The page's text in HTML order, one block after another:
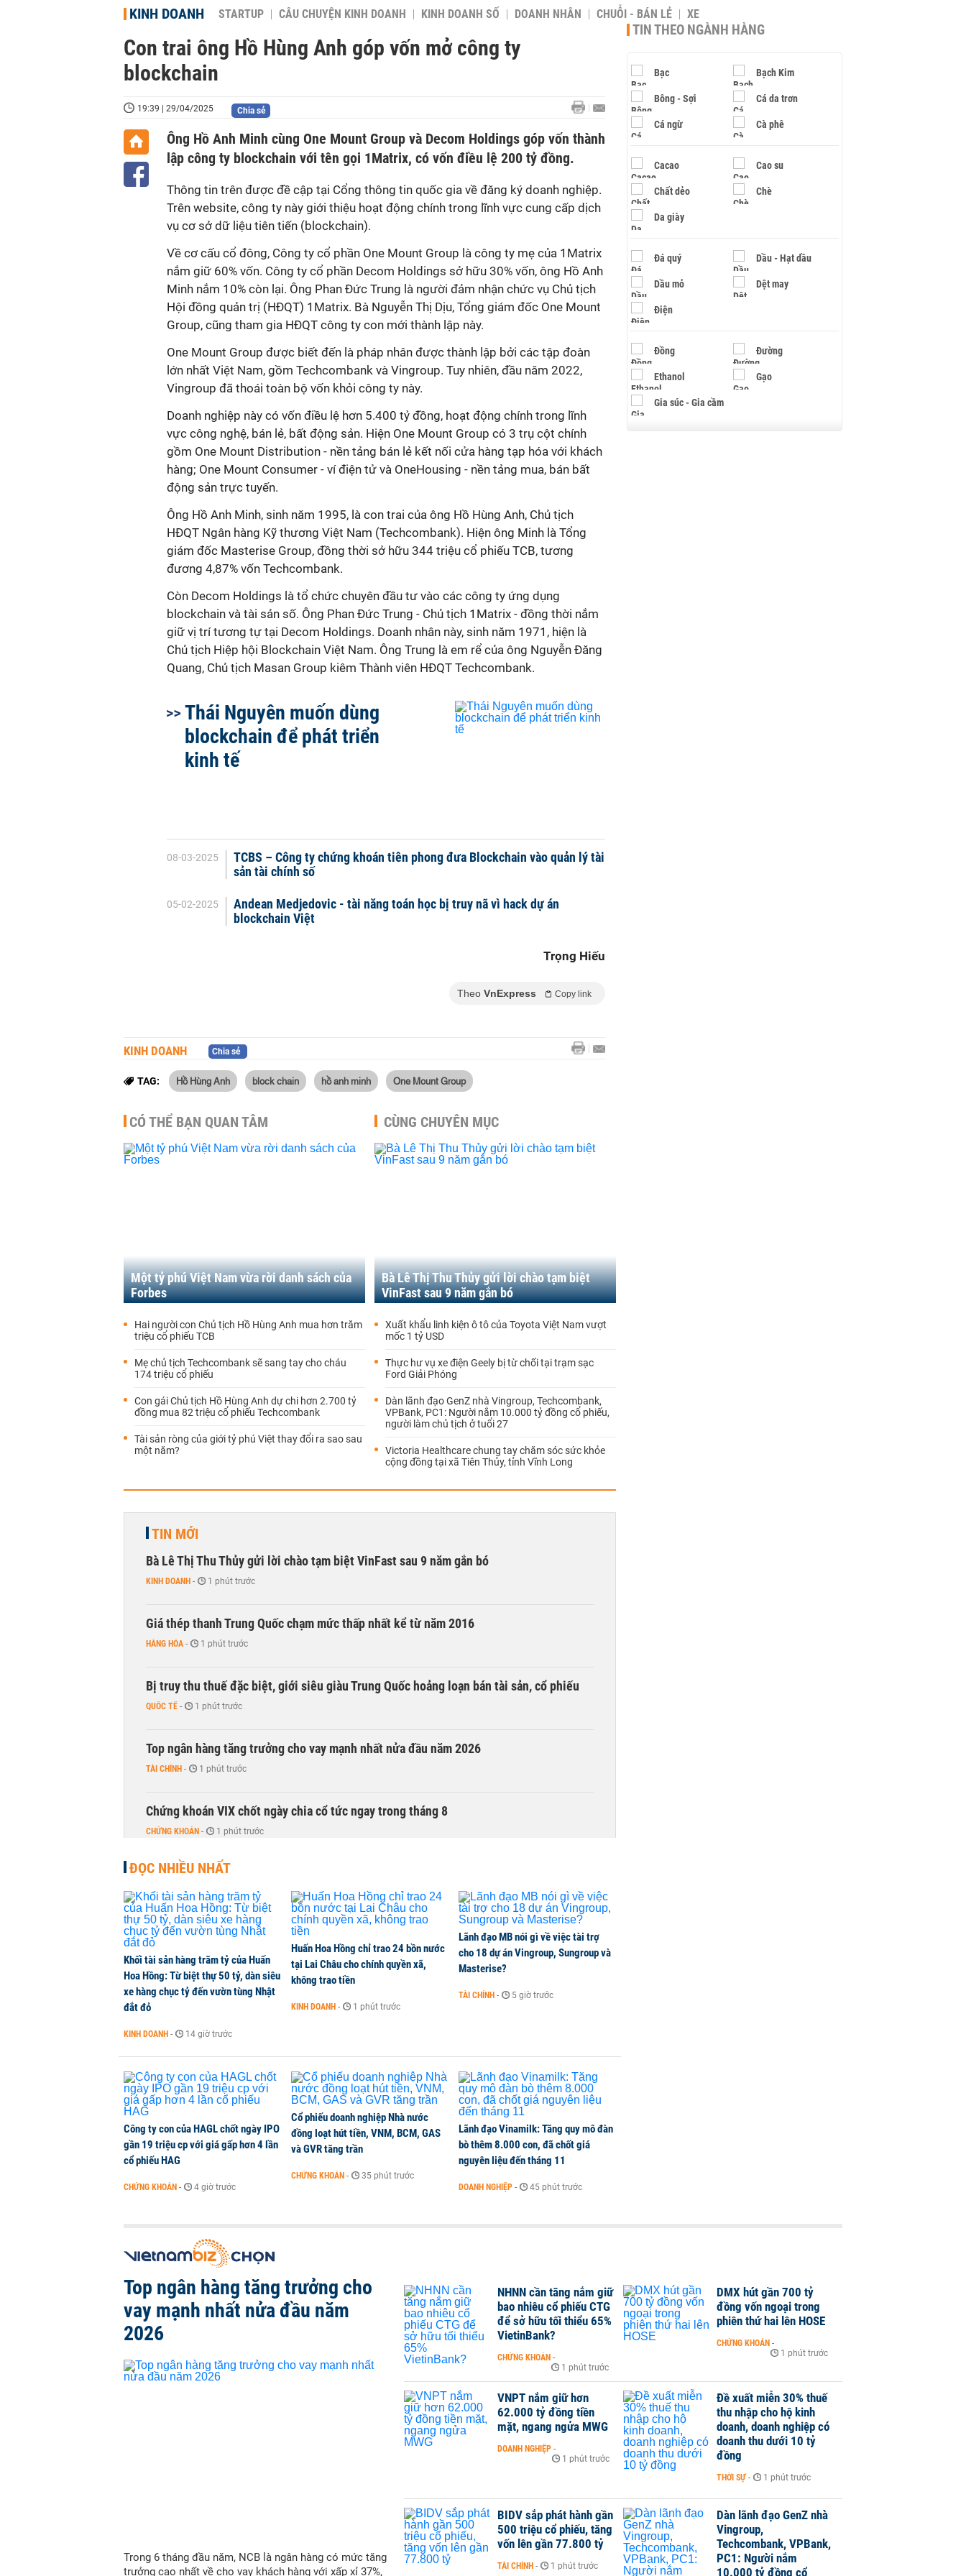
KINH DOANH STARTUP CÂU CHUYỆN KINH DOANH KINH DOANH SỐ DOANH NHÂN CHUỖI - BÁN LẺ XE
Con trai ông Hồ Hùng Anh góp vốn mở công ty
blockchain
19:39 | 29/04/2025 Chia sẻ
Ông Hồ Anh Minh cùng One Mount Group và Decom Holdings góp vốn thành
lập công ty blockchain với tên gọi 1Matrix, có vốn điều lệ 200 tỷ đồng.
Thông tin trên được đề cập tại Cổng thông tin quốc gia về đăng ký doanh nghiệp.
Trên website, công ty này giới thiệu hoạt động chính trong lĩnh vực cung cấp dịch
vụ cơ sở dữ liệu tiên tiến (blockchain).
Về cơ cấu cổ đông, Công ty cổ phần One Mount Group là công ty mẹ của 1Matrix
nắm giữ 60% vốn. Công ty cổ phần Decom Holdings sở hữu 30% vốn, ông Hồ Anh
Minh nắm 10% còn lại. Ông Phan Đức Trung là người đảm nhận chức vụ Chủ tịch
Hội đồng quản trị (HĐQT) 1Matrix. Bà Nguyễn Thị Dịu, Tổng giám đốc One Mount
Group, cũng tham gia HĐQT công ty con mới thành lập này.
One Mount Group được biết đến là pháp nhân được thành lập bởi các tập đoàn
lớn nhất Việt Nam, gồm Techcombank và Vingroup. Tuy nhiên, đầu năm 2022,
Vingroup đã thoái toàn bộ vốn khỏi công ty này.
Doanh nghiệp này có vốn điều lệ hơn 5.400 tỷ đồng, hoạt động chính trong lĩnh
vực công nghệ, bán lẻ, bất động sản. Hiện One Mount Group có 3 trụ cột chính
gồm One Mount Distribution - nền tảng bán lẻ kết nối cửa hàng tạp hóa với khách
hàng; One Mount Consumer - ví điện tử và OneHousing - nền tảng mua, bán bất
động sản trực tuyến.
Ông Hồ Anh Minh, sinh năm 1995, là con trai của ông Hồ Hùng Anh, Chủ tịch
HĐQT Ngân hàng Kỹ thương Việt Nam (Techcombank). Hiện ông Minh là Tổng
giám đốc Masterise Group, đồng thời sở hữu 344 triệu cổ phiếu TCB, tương
đương 4,87% vốn Techcombank.
Còn Decom Holdings là tổ chức chuyên đầu tư vào các công ty ứng dụng
blockchain và tài sản số. Ông Phan Đức Trung - Chủ tịch 1Matrix - đồng thời nắm
giữ vị trí tương tự tại Decom Holdings. Doanh nhân này, sinh năm 1971, hiện là
Chủ tịch Hiệp hội Blockchain Việt Nam. Ông Trung là em rể của ông Nguyễn Đăng
Quang, Chủ tịch Masan Group kiêm Thành viên HĐQT Techcombank.
Thái Nguyên muốn dùng
blockchain để phát triển
kinh tế
08-03-2025
TCBS – Công ty chứng khoán tiên phong đưa Blockchain vào quản lý tài
sản tài chính số
05-02-2025
Andean Medjedovic - tài năng toán học bị truy nã vì hack dự án
blockchain Việt
Trọng Hiếu
Theo VnExpress Copy link
KINH DOANH Chia sẻ
TAG: Hồ Hùng Anh block chain hồ anh minh One Mount Group
CÓ THỂ BẠN QUAN TÂM
Một tỷ phú Việt Nam vừa rời danh sách của
Forbes
Hai người con Chủ tịch Hồ Hùng Anh mua hơn trăm
triệu cổ phiếu TCB
Mẹ chủ tịch Techcombank sẽ sang tay cho cháu
174 triệu cổ phiếu
Con gái Chủ tịch Hồ Hùng Anh dự chi hơn 2.700 tỷ
đồng mua 82 triệu cổ phiếu Techcombank
Tài sản ròng của giới tỷ phú Việt thay đổi ra sao sau
một năm?
CÙNG CHUYÊN MỤC
Bà Lê Thị Thu Thủy gửi lời chào tạm biệt
VinFast sau 9 năm gắn bó
Xuất khẩu linh kiện ô tô của Toyota Việt Nam vượt
mốc 1 tỷ USD
Thực hư vụ xe điện Geely bị từ chối tại trạm sạc
Ford Giải Phóng
Dàn lãnh đạo GenZ nhà Vingroup, Techcombank,
VPBank, PC1: Người nắm 10.000 tỷ đồng cổ phiếu,
người làm chủ tịch ở tuổi 27
Victoria Healthcare chung tay chăm sóc sức khỏe
cộng đồng tại xã Tiên Thủy, tỉnh Vĩnh Long
TIN MỚI
Bà Lê Thị Thu Thủy gửi lời chào tạm biệt VinFast sau 9 năm gắn bó
KINH DOANH - 1 phút trước
Giá thép thanh Trung Quốc chạm mức thấp nhất kể từ năm 2016
HÀNG HÓA - 1 phút trước
Bị truy thu thuế đặc biệt, giới siêu giàu Trung Quốc hoảng loạn bán tài sản, cổ phiếu
QUỐC TẾ - 1 phút trước
Top ngân hàng tăng trưởng cho vay mạnh nhất nửa đầu năm 2026
TÀI CHÍNH - 1 phút trước
Chứng khoán VIX chốt ngày chia cổ tức ngay trong tháng 8
CHỨNG KHOÁN - 1 phút trước
DMX hút gần 700 tỷ đồng vốn ngoại trong phiên thứ hai lên HOSE
CHỨNG KHOÁN - 1 phút trước
Chuyên gia Phạm Xuân Hoè chỉ ra 6 nguyên nhân khiến dòng vốn trong nền kinh tế
còn 'tắc nghẽn'
THỜI SỰ - 1 phút trước
VNPT nắm giữ hơn 62.000 tỷ đồng tiền mặt, ngang ngửa MWG
DOANH NGHIỆP - 1 phút trước
ĐỌC NHIỀU NHẤT
Khối tài sản hàng trăm tỷ của Huấn
Hoa Hồng: Từ biệt thự 50 tỷ, dàn siêu
xe hàng chục tỷ đến vườn tùng Nhật
đắt đỏ
KINH DOANH - 14 giờ trước
Huấn Hoa Hồng chỉ trao 24 bồn nước
tại Lai Châu cho chính quyền xã,
không trao tiền
KINH DOANH - 1 phút trước
Lãnh đạo MB nói gì về việc tài trợ
cho 18 dự án Vingroup, Sungroup và
Masterise?
TÀI CHÍNH - 5 giờ trước
Công ty con của HAGL chốt ngày IPO
gần 19 triệu cp với giá gấp hơn 4 lần
cổ phiếu HAG
CHỨNG KHOÁN - 4 giờ trước
Cổ phiếu doanh nghiệp Nhà nước
đồng loạt hút tiền, VNM, BCM, GAS
và GVR tăng trần
CHỨNG KHOÁN - 35 phút trước
Lãnh đạo Vinamilk: Tăng quy mô đàn
bò thêm 8.000 con, đã chốt giá
nguyên liệu đến tháng 11
DOANH NGHIỆP - 45 phút trước
TIN THEO NGÀNH HÀNG
Bạc Bạch Kim
Bông - Sợi Cá da trơn
Cá ngừ Cà phê
Cacao Cao su
Chất dẻo Chè
Da giày
Đá quý Dầu - Hạt dầu
Dầu mỏ Dệt may
Điện
Đồng Đường
Ethanol Gạo
Gia súc - Gia cầm
Top ngân hàng tăng trưởng cho
vay mạnh nhất nửa đầu năm
2026
Trong 6 tháng đầu năm, NCB là ngân hàng có mức tăng
trưởng cao nhất về cho vay khách hàng với xấp xỉ 37%,
NHNN cần tăng nắm giữ
bao nhiêu cổ phiếu CTG
để sở hữu tối thiểu 65%
VietinBank?
CHỨNG KHOÁN -
1 phút trước
DMX hút gần 700 tỷ
đồng vốn ngoại trong
phiên thứ hai lên HOSE
CHỨNG KHOÁN -
1 phút trước
VNPT nắm giữ hơn
62.000 tỷ đồng tiền
mặt, ngang ngửa MWG
DOANH NGHIỆP -
1 phút trước
Đề xuất miễn 30% thuế
thu nhập cho hộ kinh
doanh, doanh nghiệp có
doanh thu dưới 10 tỷ
đồng
THỜI SỰ - 1 phút trước
BIDV sắp phát hành gần
500 triệu cổ phiếu, tăng
vốn lên gần 77.800 tỷ
TÀI CHÍNH - 1 phút trước
Dàn lãnh đạo GenZ nhà
Vingroup,
Techcombank, VPBank,
PC1: Người nắm
10.000 tỷ đồng cổ